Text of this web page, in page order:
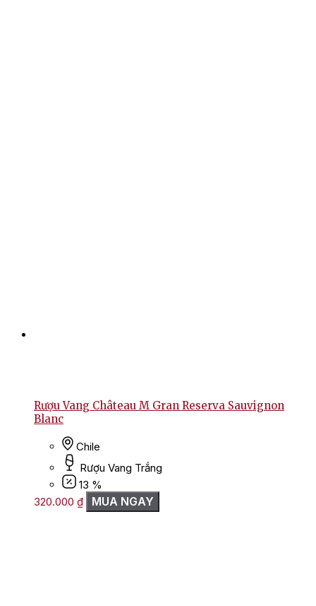
Rượu Vang Château M Gran Reserva Sauvignon
Blanc
Chile
Rượu Vang Trắng
13 %
320.000 ₫ MUA NGAY